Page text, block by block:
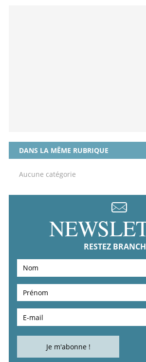
DANS LA MÊME RUBRIQUE
Aucune catégorie
RESTEZ